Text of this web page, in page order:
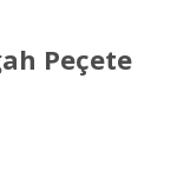
Peçete